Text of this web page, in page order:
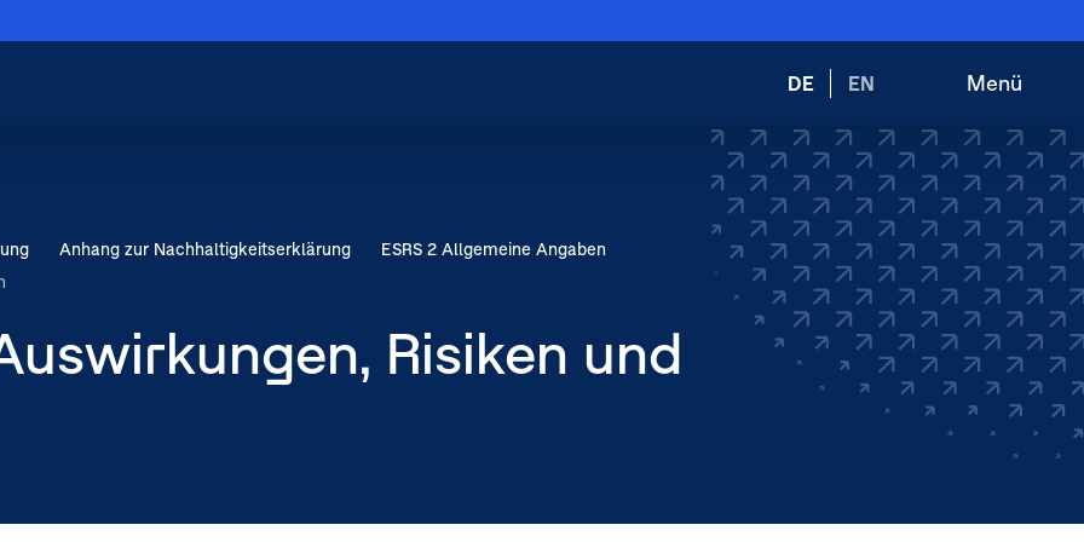
Wechsele
Sprache
zu:
DE EN
SucheMenü
Anhang zur Nachhaltigkeits­erklärung
ESRS 2 Allgemeine Angaben
Risiken und